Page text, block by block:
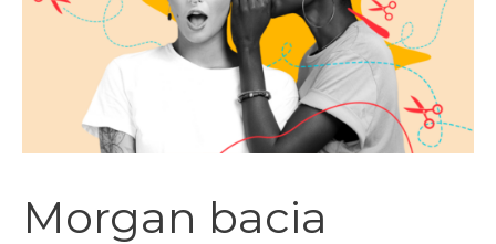
Morgan bacia